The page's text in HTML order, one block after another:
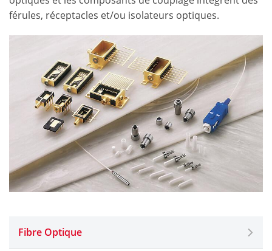
férules, réceptacles et/ou isolateurs optiques.
Fibre Optique